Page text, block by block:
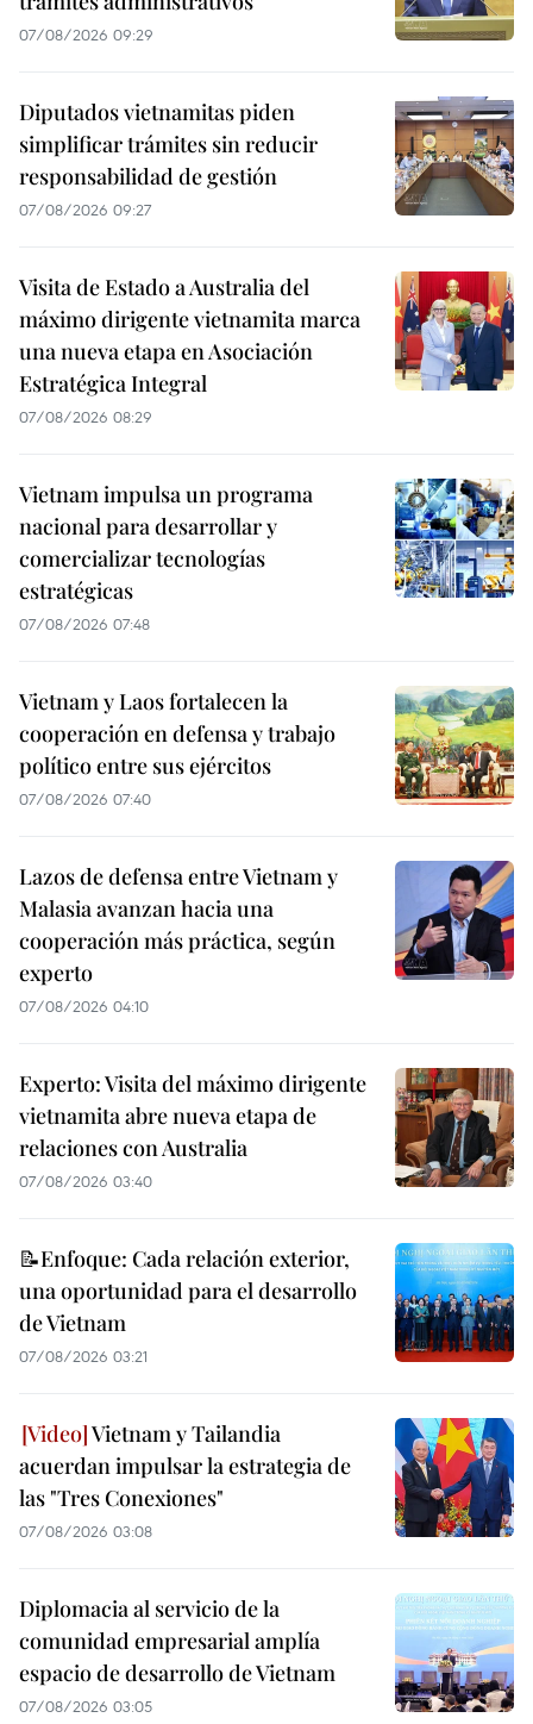
07/08/2026 09:29
Diputados vietnamitas piden
simplificar trámites sin reducir
responsabilidad de gestión
07/08/2026 09:27
Visita de Estado a Australia del
máximo dirigente vietnamita marca
una nueva etapa en Asociación
Estratégica Integral
07/08/2026 08:29
Vietnam impulsa un programa
nacional para desarrollar y
comercializar tecnologías
estratégicas
07/08/2026 07:48
Vietnam y Laos fortalecen la
cooperación en defensa y trabajo
político entre sus ejércitos
07/08/2026 07:40
Lazos de defensa entre Vietnam y
Malasia avanzan hacia una
cooperación más práctica, según
experto
07/08/2026 04:10
Experto: Visita del máximo dirigente
vietnamita abre nueva etapa de
relaciones con Australia
07/08/2026 03:40
📝Enfoque: Cada relación exterior,
una oportunidad para el desarrollo
de Vietnam
07/08/2026 03:21
Vietnam y Tailandia
acuerdan impulsar la estrategia de
las "Tres Conexiones"
07/08/2026 03:08
Diplomacia al servicio de la
comunidad empresarial amplía
espacio de desarrollo de Vietnam
07/08/2026 03:05